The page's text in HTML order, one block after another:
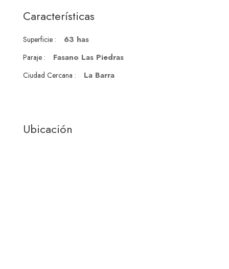
Características
Superficie : 63 has
Paraje : Fasano Las Piedras
Ciudad Cercana : La Barra
Ubicación